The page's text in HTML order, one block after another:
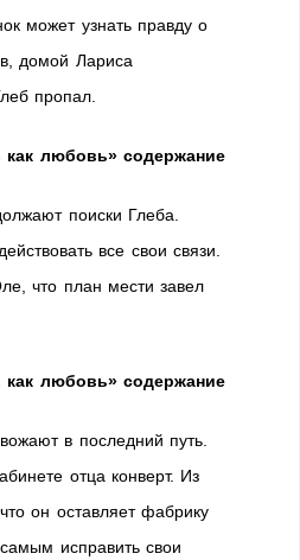
может узнать правду о
домой Лариса
пропал.
любовь» содержание
поиски Глеба.
все свои связи.
что план мести завел
любовь» содержание
в последний путь.
отца конверт. Из
он оставляет фабрику
исправить свои